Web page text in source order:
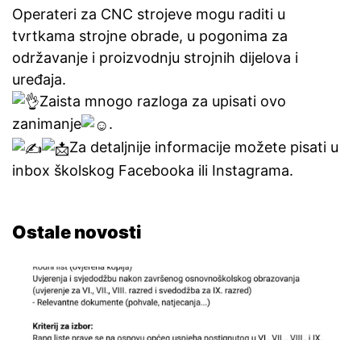
Operateri za CNC strojeve mogu raditi u
tvrtkama strojne obrade, u pogonima za
održavanje i proizvodnju strojnih dijelova i
uređaja.
Zaista mnogo razloga za upisati ovo
zanimanje
.
Za detaljnije informacije možete pisati u
inbox školskog Facebooka ili Instagrama.
Ostale novosti